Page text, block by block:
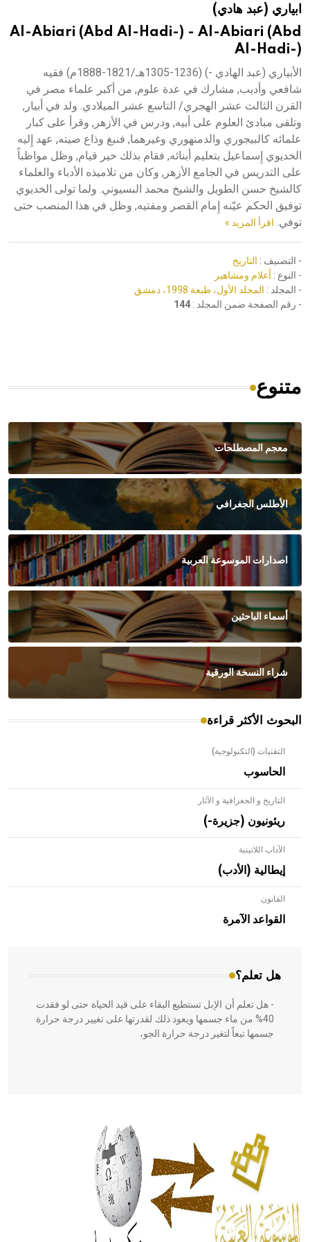
هيئة الموسوعة العربية تطلق موسوعات جديدة في عام 2026ابياري (عبد هادي)
Al-Abiari (Abd Al-Hadi-) - Al-Abiari (Abd
Al-Hadi-)
الأبياري (عبد الهادي -) (1236-1305هـ/1821-1888م) فقيه
شافعي وأديب, مشارك في عدة علوم, من أكبر علماء مصر في
القرن الثالث عشر الهجري/ التاسع عشر الميلادي. ولد في أبيار,
وتلقى مبادئ العلوم على أبيه, ودرس في الأزهر, وقرأ على كبار
علمائه كالبيجوري والدمنهوري وغيرهما, فنبغ وذاع صيته, عهد إِليه
الخديوي إِسماعيل بتعليم أبنائه, فقام بذلك خير قيام, وظل مواظباً
على التدريس في الجامع الأزهر, وكان من تلاميذه الأدباء والعلماء
كالشيخ حسن الطويل والشيخ محمد البسيوني. ولما تولى الخديوي
توفيق الحكم عيّنه إِمام القصر ومفتيه, وظل في هذا المنصب حتى
توفي. اقرأ المزيد »
- التصنيف : التاريخ
- النوع : أعلام ومشاهير
- المجلد : المجلد الأول، طبعة 1998، دمشق
- رقم الصفحة ضمن المجلد : 144
متنوع
معجم المصطلحات
الأطلس الجغرافي
اصدارات الموسوعة العربية
أسماء الباحثين
شراء النسخة الورقية
البحوث الأكثر قراءة
التقنيات (التكنولوجية)
الحاسوب
التاريخ و الجغرافية و الآثار
ريئونيون (جزيرة-)
الآداب اللاتينية
إيطالية (الأدب)
القانون
القواعد الآمرة
هل تعلم؟
- هل تعلم أن الأبلق نوع من الفنون الهندسية التي ارتبطت
بالعمارة الإسلامية في بلاد الشام ومصر خاصة، حيث يحرص
المعمار على بناء مداميكه وخاصة في الواجهات
- هل تعلم أن الإبل تستطيع البقاء على قيد الحياة حتى لو فقدت
40% من ماء جسمها ويعود ذلك لقدرتها على تغيير درجة حرارة
جسمها تبعاً لتغير درجة حرارة الجو،
الحكم، الأدلة، تنظيم التغذية، ورسالته في جروح الرأس. ويعود
له الفضل بأنه حرر الطب من الدين والفلسفة.
- هل تعلم أن المرجان إفراز حيواني يتكون في البحر ويتركب
من مادة كربونات الكلسيوم، وهو أحمر أو شديد الحمرة وهو